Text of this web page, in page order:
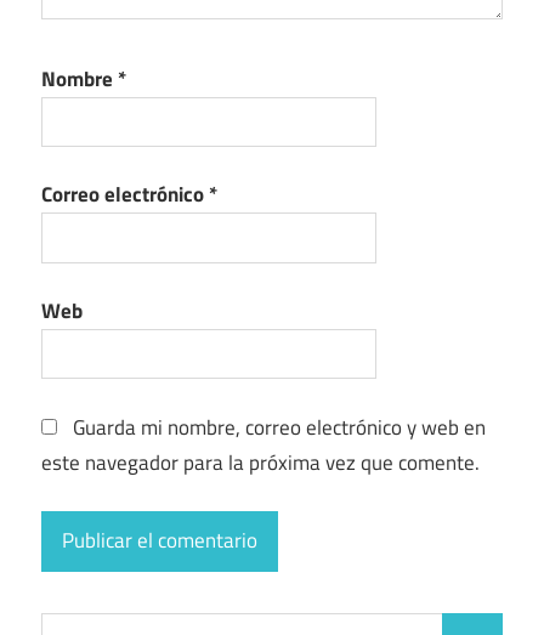
Nombre *
Correo electrónico*
Web
Guarda mi nombre, correo electrónico y web en
este navegador para la próxima vez que comente.